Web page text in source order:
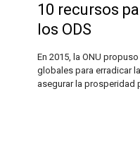
10 recursos
los ODS
En 2015, la ONU
globales para erradicar
asegurar la prosperidad